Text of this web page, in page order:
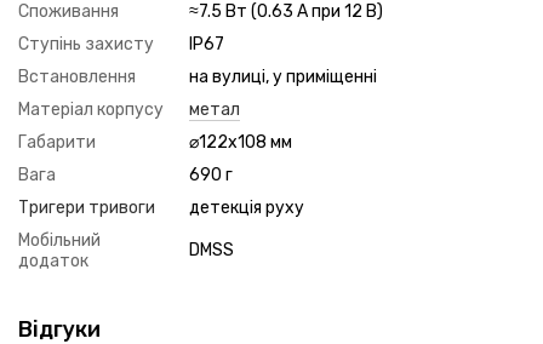
Споживання
≈7.5 Вт (0.63 А при 12 В)
Ступінь захисту
IP67
Встановлення
на вулиці, у приміщенні
Матеріал корпусу
метал
Габарити
⌀122х108 мм
Вага
690 г
Тригери тривоги
детекція руху
Мобільний
додаток
DMSS
Відгуки